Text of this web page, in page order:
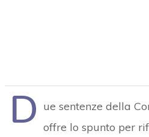
D ue sentenze della
offre lo spunto per